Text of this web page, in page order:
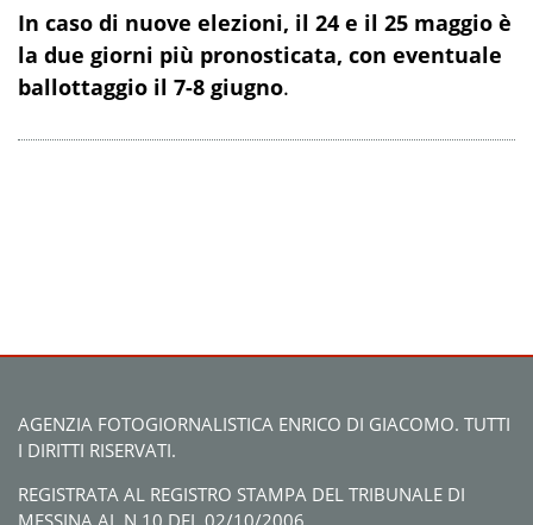
In caso di nuove elezioni, il 24 e il 25 maggio è
la due giorni più pronosticata, con eventuale
ballottaggio il 7-8 giugno.
AGENZIA FOTOGIORNALISTICA ENRICO DI GIACOMO. TUTTI
I DIRITTI RISERVATI.
REGISTRATA AL REGISTRO STAMPA DEL TRIBUNALE DI
MESSINA AL N.10 DEL 02/10/2006.